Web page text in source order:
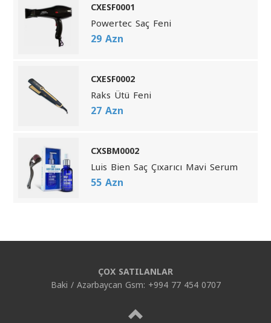
CXESF0001
Powertec Saç Feni
29 Azn
CXESF0002
Raks Ütü Feni
27 Azn
CXSBM0002
Luis Bien Saç Çıxarıcı Mavi Serum
55 Azn
ÇOX SATILANLAR
Baki / Azərbaycan Gsm: +994 77 454 0707